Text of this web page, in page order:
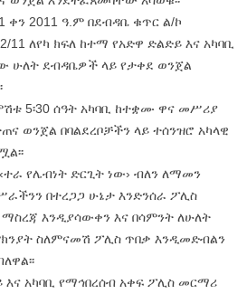
ቀን 2011 ዓ.ም በደብዳቤ ቁጥር ል/ኮ
11 ለየካ ክፍለ ከተማ የአድዋ ድልድይ እና አካባቢ
ሁለት ደብዳቤዎች ላይ የታቀደ ወንጀል
5፡30 ሰዓት አካባቢ ከተቋሙ ዋና መሥሪያ
ወንጀል በባልደረቦቻችን ላይ ተሰንዝሮ አካላዊ
የሌብነት ድርጊት ነው› ብለን ለማመን
በተረጋጋ ሁኔታ እንድንሰራ ፖሊስ
ማስረጃ እንዲያሳውቀን እና በሳምንት ለሁለት
ስለምናመሽ ፖሊስ ጥበቃ እንዲመድብልን
እና አካባቢ የማኅበረሰብ አቀፍ ፖሊስ መርማሪ